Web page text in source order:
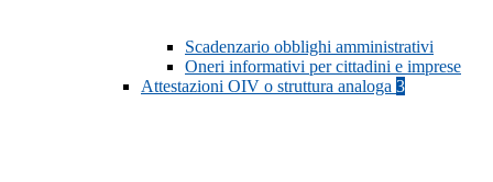
Scadenzario obblighi amministrativi
Oneri informativi per cittadini e imprese
Attestazioni OIV o struttura analoga 3